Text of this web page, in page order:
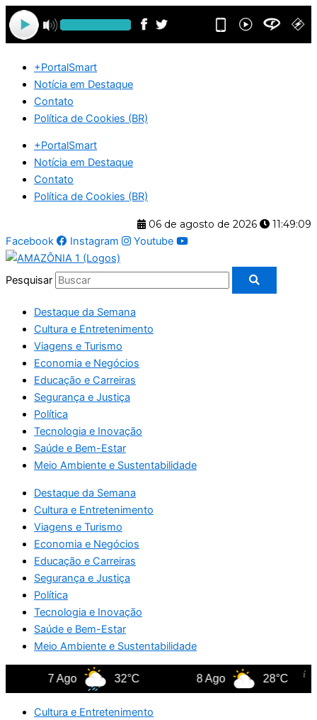
Ir
para
o
+PortalSmart
Notícia em Destaque
Contato
Política de Cookies (BR)
+PortalSmart
Notícia em Destaque
Contato
Política de Cookies (BR)
06 de agosto de 2026
11:49:10
Facebook
Instagram Youtube
Pesquisar
Destaque da Semana
Cultura e Entretenimento
Viagens e Turismo
Economia e Negócios
Educação e Carreiras
Segurança e Justiça
Política
Tecnologia e Inovação
Saúde e Bem-Estar
Meio Ambiente e Sustentabilidade
Destaque da Semana
Cultura e Entretenimento
Viagens e Turismo
Economia e Negócios
Educação e Carreiras
Segurança e Justiça
Política
Tecnologia e Inovação
Saúde e Bem-Estar
Meio Ambiente e Sustentabilidade
7 Ago 32°C 8 Ago 28°C
Cultura e Entretenimento